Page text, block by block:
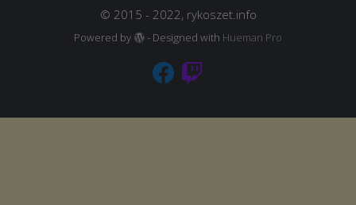
© 2015 - 2022, rykoszet.info
Powered by - Designed with Hueman Pro